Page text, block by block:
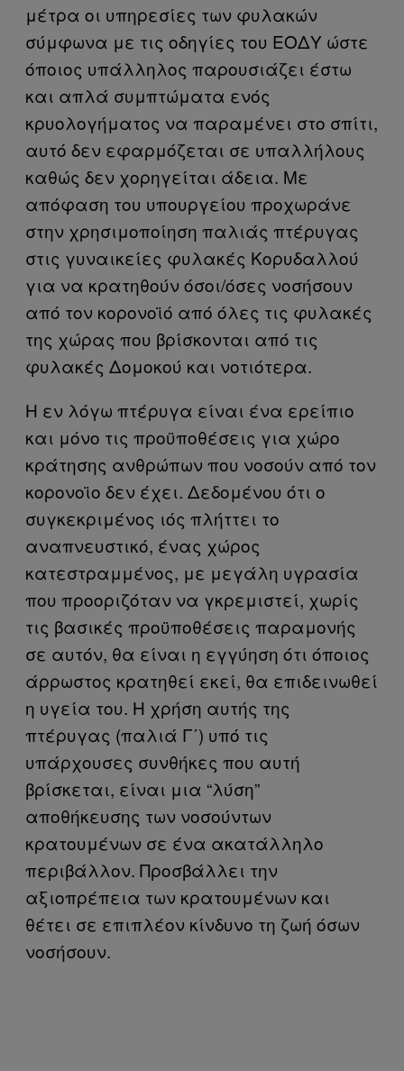
μέτρα οι υπηρεσίες των φυλακών
σύμφωνα με τις οδηγίες του ΕΟΔΥ ώστε
όποιος υπάλληλος παρουσιάζει έστω
και απλά συμπτώματα ενός
κρυολογήματος να παραμένει στο σπίτι,
αυτό δεν εφαρμόζεται σε υπαλλήλους
καθώς δεν χορηγείται άδεια. Με
απόφαση του υπουργείου προχωράνε
στην χρησιμοποίηση παλιάς πτέρυγας
στις γυναικείες φυλακές Κορυδαλλού
για να κρατηθούν όσοι/όσες νοσήσουν
από τον κορονοϊό από όλες τις φυλακές
της χώρας που βρίσκονται από τις
φυλακές Δομοκού και νοτιότερα.
Η εν λόγω πτέρυγα είναι ένα ερείπιο
και μόνο τις προϋποθέσεις για χώρο
κράτησης ανθρώπων που νοσούν από τον
κορονοϊο δεν έχει. Δεδομένου ότι ο
συγκεκριμένος ιός πλήττει το
αναπνευστικό, ένας χώρος
κατεστραμμένος, με μεγάλη υγρασία
που προοριζόταν να γκρεμιστεί, χωρίς
τις βασικές προϋποθέσεις παραμονής
σε αυτόν, θα είναι η εγγύηση ότι όποιος
άρρωστος κρατηθεί εκεί, θα επιδεινωθεί
η υγεία του. Η χρήση αυτής της
πτέρυγας (παλιά Γ΄) υπό τις
υπάρχουσες συνθήκες που αυτή
βρίσκεται, είναι μια “λύση”
αποθήκευσης των νοσούντων
κρατουμένων σε ένα ακατάλληλο
περιβάλλον. Προσβάλλει την
αξιοπρέπεια των κρατουμένων και
θέτει σε επιπλέον κίνδυνο τη ζωή όσων
νοσήσουν.